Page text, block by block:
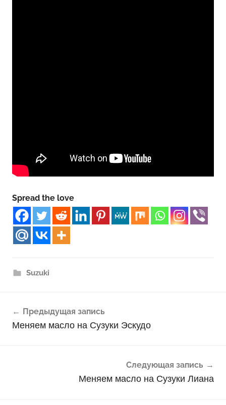
Spread the love
Suzuki
по
Предыдущая запись
Меняем масло на Сузуки Эскудо
Следующая запись
Меняем масло на Сузуки Лиана